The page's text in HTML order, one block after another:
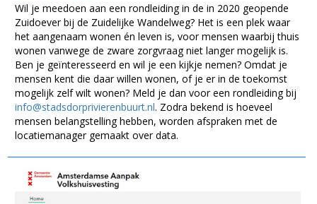
Wil je meedoen aan een rondleiding in de in 2020 geopende
Zuidoever bij de Zuidelijke Wandelweg? Het is een plek waar
het aangenaam wonen én leven is, voor mensen waarbij thuis
wonen vanwege de zware zorgvraag niet langer mogelijk is.
Ben je geïnteresseerd en wil je een kijkje nemen? Omdat je
mensen kent die daar willen wonen, of je er in de toekomst
mogelijk zelf wilt wonen? Meld je dan voor een rondleiding bij
info@stadsdorprivierenbuurt.nl. Zodra bekend is hoeveel
mensen belangstelling hebben, worden afspraken met de
locatiemanager gemaakt over data.